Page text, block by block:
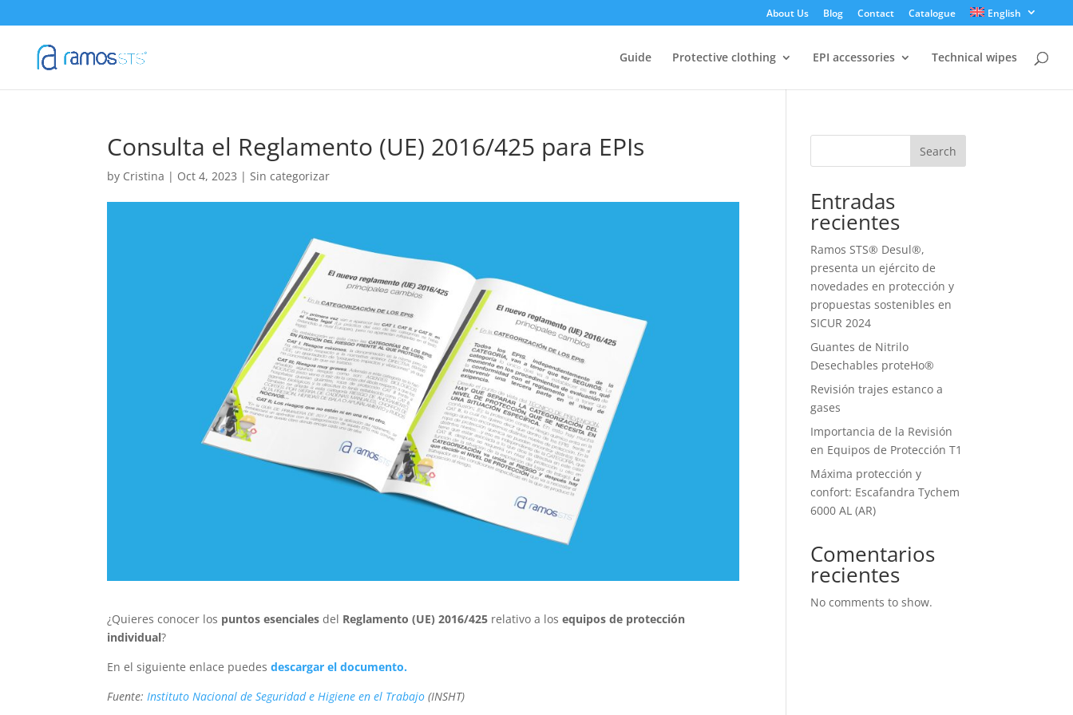
About Us Blog Contact Catalogue English
Guide Protective clothing EPI accessories Technical wipes
Consulta el Reglamento (UE) 2016/425 para EPIs
by Cristina | Oct 4, 2023 |Sin categorizar
¿Quieres conocer los puntos esenciales del Reglamento (UE) 2016/425 relativo a losequipos de protección
individual?
En el siguiente enlace puedesdescargar el documento.
Fuente:Instituto Nacional de Seguridad e Higiene en el Trabajo (INSHT)
Search
Entradas
recientes
Ramos STS® Desul®,
presenta un ejército de
novedades en protección y
propuestas sostenibles en
SICUR 2024
Guantes de Nitrilo
Desechables proteHo®
Revisión trajes estanco a
gases
Importancia de la Revisión
en Equipos de Protección T1
Máxima protección y
confort: Escafandra Tychem
6000 AL (AR)
Comentarios
recientes
No comments to show.